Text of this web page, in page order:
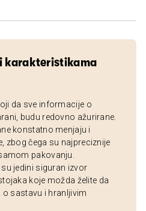
karakteristikama
da sve informacije o
budu redovno ažurirane.
konstatno menjaju i
zbog čega su najpreciznije
pakovanju.
jedini siguran izvor
koje možda želite da
o sastavu i hranljivim